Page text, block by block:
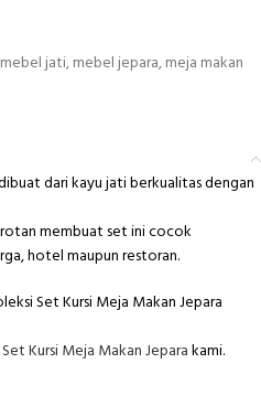
mebel jati,mebel jepara,meja makan
dari kayu jati berkualitas dengan
rotan membuat set ini cocok
hotel maupun restoran.
Set Kursi Meja Makan Jepara
Set Kursi Meja Makan Jeparakami.